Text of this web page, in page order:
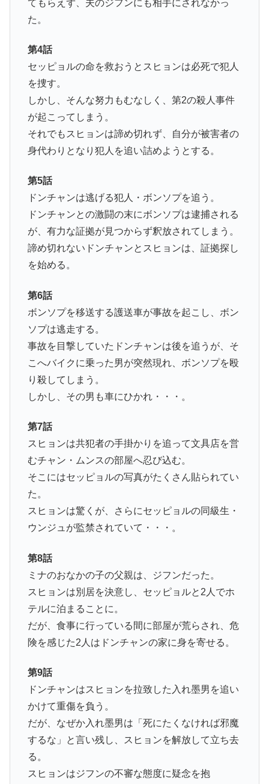
てもらえず、夫のジフンにも相手にされなかっ
た。
第4話
セッピョルの命を救おうとスヒョンは必死で犯人
を捜す。
しかし、そんな努力もむなしく、第2の殺人事件
が起こってしまう。
それでもスヒョンは諦め切れず、自分が被害者の
身代わりとなり犯人を追い詰めようとする。
第5話
ドンチャンは逃げる犯人・ボンソプを追う。
ドンチャンとの激闘の末にボンソプは逮捕される
が、有力な証拠が見つからず釈放されてしまう。
諦め切れないドンチャンとスヒョンは、証拠探し
を始める。
第6話
ボンソプを移送する護送車が事故を起こし、ボン
ソプは逃走する。
事故を目撃していたドンチャンは後を追うが、そ
こへバイクに乗った男が突然現れ、ボンソプを殴
り殺してしまう。
しかし、その男も車にひかれ・・・。
第7話
スヒョンは共犯者の手掛かりを追って文具店を営
むチャン・ムンスの部屋へ忍び込む。
そこにはセッピョルの写真がたくさん貼られてい
た。
スヒョンは驚くが、さらにセッピョルの同級生・
ウンジュが監禁されていて・・・。
第8話
ミナのおなかの子の父親は、ジフンだった。
スヒョンは別居を決意し、セッピョルと2人でホ
テルに泊まることに。
だが、食事に行っている間に部屋が荒らされ、危
険を感じた2人はドンチャンの家に身を寄せる。
第9話
ドンチャンはスヒョンを拉致した入れ墨男を追い
かけて重傷を負う。
だが、なぜか入れ墨男は「死にたくなければ邪魔
するな」と言い残し、スヒョンを解放して立ち去
る。
スヒョンはジフンの不審な態度に疑念を抱